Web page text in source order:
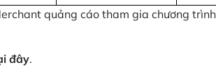
quảng cáo tham gia chương
đây.